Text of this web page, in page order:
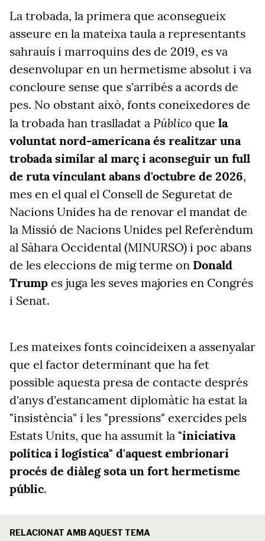
La trobada, la primera que aconsegueix
asseure en la mateixa taula a representants
sahrauís i marroquins des de 2019, es va
desenvolupar en un hermetisme absolut i va
concloure sense que s'arribés a acords de
pes. No obstant això, fonts coneixedores de
la trobada han traslladat a Público que la
voluntat nord-americana és realitzar una
trobada similar al març i aconseguir un full
de ruta vinculant abans d'octubre de 2026,
mes en el qual el Consell de Seguretat de
Nacions Unides ha de renovar el mandat de
la Missió de Nacions Unides pel Referèndum
al Sàhara Occidental (MINURSO) i poc abans
de les eleccions de mig terme on Donald
Trump es juga les seves majories en Congrés
i Senat.
Les mateixes fonts coincideixen a assenyalar
que el factor determinant que ha fet
possible aquesta presa de contacte després
d'anys d'estancament diplomàtic ha estat la
"insistència" i les "pressions" exercides pels
Estats Units, que ha assumit la "iniciativa
política i logística" d'aquest embrionari
procés de diàleg sota un fort hermetisme
públic.
RELACIONAT AMB AQUEST TEMA